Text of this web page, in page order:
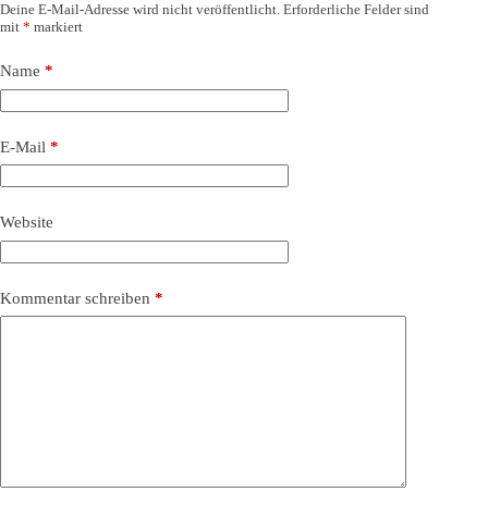
Deine E-Mail-Adresse wird nicht veröffentlicht. Erforderliche Felder sind
mit * markiert
Name *
E-Mail *
Website
Kommentar schreiben *